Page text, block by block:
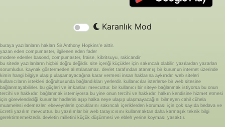
Karanlık Mod
buraya yazılanların hakları Sir Anthony Hopkins'e aittir.
yazan eden compumaster, ilgilenen eden fader
modere edenler basond, compumaster, fraise, kibritsuyu, rakicandir
bu sitede yazılanların hiçbiri doğru değildir. site içeriği küçükler için sakıncalı olabilir. yazılardan yazarları
sorumludur. kaynak göstermeden alıntılanamaz. devlet tarafından atanmış bir kurumun internet üzerinde
kimin hangi bilgiye ulaşıp ulaşamayacağına karar vermesi insan haklarına aykırıdır. web siteleri
kullanıcıların istekleri doğrultusunda bağlandıkları yerlerdir. kullanıcılar isterlerse bir web sitesine
bağlanmayabilirler. bu güçleri ve imkanları mevcuttur. bir kullanıcı bir siteye bağlanmak istiyorsa bu onun
tercihi ve hakkıdır. bağlanmak istemiyorsa bu yine onun tercihi ve hakkıdır. halkın kendisine hizmet etmesi
için görevlendirdiği kurumlar hadlerini aşıp halka neye ulaşıp ulaşmayacağını bilmeyen cahil cühela
muamelesi edemezler. ebeveynlerin çocuklarını sakıncalı içeriklerden koruması için çok sayıda bedava ve
ücretli yazılım mevcuttur. bu yazılımlar bir web tarayıcısını kullanmaktan daha karmaşık teknik bilgi
gerektirmemektedir. devletin milletini küçük düşürmesi ve ebleh yerine koyması yasaktır.